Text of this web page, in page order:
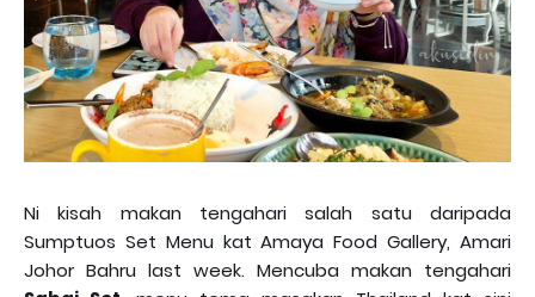
Ni kisah makan tengahari salah satu daripada
Sumptuos Set Menu kat Amaya Food Gallery, Amari
Johor Bahru last week. Mencuba makan tengahari